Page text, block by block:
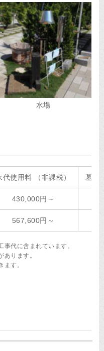
水場
代使用料 （非課税） 墓石
430,000円～
567,600円～
代に含まれています。
ります。
す。